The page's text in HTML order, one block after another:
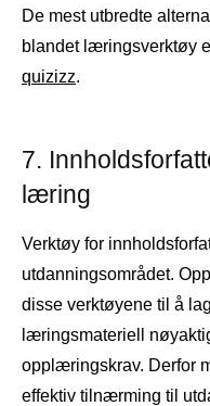
De mest utbredte
blandet læringsverktøy
quizizz.
7.
læring
Verktøy for
utdanningsområdet.
disse verktøyene til å
læringsmateriell
opplæringskrav. Derfor
effektiv tilnærming til